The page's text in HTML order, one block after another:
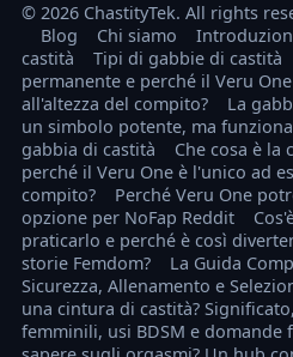
© 2026 ChastityTek. All rights
Blog
Chi siamo
castità
Tipi di gabbie di castità
permanente e perché il Veru
all'altezza del compito?
La
un simbolo potente, ma
gabbia di castità
Che cosa è la
perché il Veru One è l'unico ad
compito?
Perché Veru One
opzione per NoFap Reddit
praticarlo e perché è così
storie Femdom?
La Guida
Sicurezza, Allenamento e
una cintura di castità?
femminili, usi BDSM e domande